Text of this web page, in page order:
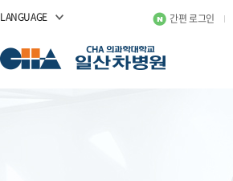
LANGUAGE 간편 로그인